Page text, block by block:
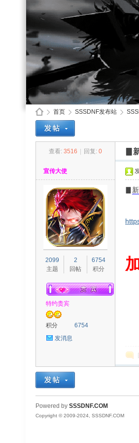
首页
›
SSSDNF发布站
查看: 3516 回复: 0 ▊
宣传大使
2099
主题
2
回帖
6754
积分
特约贵宾
积分
6754
发消息
▊
Powered by SSSDNF.COM
Copyright © 2009-2024, SSSDNF.COM